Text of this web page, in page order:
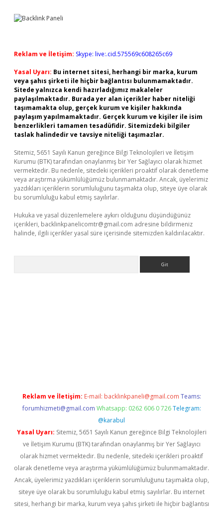
Reklam ve İletişim: Skype: live:.cid.575569c608265c69
Yasal Uyarı: Bu internet sitesi, herhangi bir marka, kurum
veya şahıs şirketi ile hiçbir bağlantısı bulunmamaktadır.
Sitede yalnızca kendi hazırladığımız makaleler
paylaşılmaktadır. Burada yer alan içerikler haber niteliği
taşımamakta olup, gerçek kurum ve kişiler hakkında
paylaşım yapılmamaktadır. Gerçek kurum ve kişiler ile isim
benzerlikleri tamamen tesadüfidir. Sitemizdeki bilgiler
taslak halindedir ve tavsiye niteliği taşımazlar.
Sitemiz, 5651 Sayılı Kanun gereğince Bilgi Teknolojileri ve İletişim
Kurumu (BTK) tarafından onaylanmış bir Yer Sağlayıcı olarak hizmet
vermektedir. Bu nedenle, sitedeki içerikleri proaktif olarak denetleme
veya araştırma yükümlülüğümüz bulunmamaktadır. Ancak, üyelerimiz
yazdıkları içeriklerin sorumluluğunu taşımakta olup, siteye üye olarak
bu sorumluluğu kabul etmiş sayılırlar.
Hukuka ve yasal düzenlemelere aykırı olduğunu düşündüğünüz
içerikleri, backlinkpanelicomtr@gmail.com adresine bildirmeniz
halinde, ilgili içerikler yasal süre içerisinde sitemizden kaldırılacaktır.
Reklam ve İletişim: E-mail: backlinkpaneli@gmail.com Teams:
forumhizmeti@gmail.com Whatsapp: 0262 606 0 726 Telegram:
@karabul
Yasal Uyarı: Sitemiz, 5651 Sayılı Kanun gereğince Bilgi Teknolojileri
ve İletişim Kurumu (BTK) tarafından onaylanmış bir Yer Sağlayıcı
olarak hizmet vermektedir. Bu nedenle, sitedeki içerikleri proaktif
olarak denetleme veya araştırma yükümlülüğümüz bulunmamaktadır.
Ancak, üyelerimiz yazdıkları içeriklerin sorumluluğunu taşımakta olup,
siteye üye olarak bu sorumluluğu kabul etmiş sayılırlar. Bu internet
sitesi, herhangi bir marka, kurum veya şahıs şirketi ile hiçbir bağlantısı